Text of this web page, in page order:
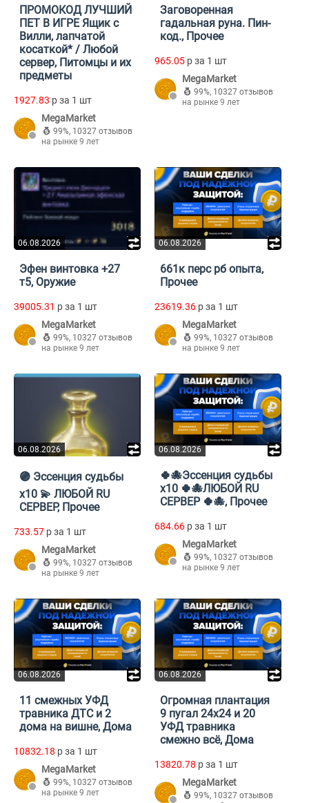
ПРОМОКОД ЛУЧШИЙ
ПЕТ В ИГРЕ Ящик с
Вилли, лапчатой
косаткой* / Любой
сервер, Питомцы и их
предметы
1927.83 p за 1 шт
MegaMarket
99%, 10327 отзывов
на рынке 9 лет
Заговоренная
гадальная руна. Пин-
код., Прочее
965.05 p за 1 шт
MegaMarket
99%, 10327 отзывов
на рынке 9 лет
06.08.2026
Эфен винтовка +27
т5, Оружие
39005.31 p за 1 шт
MegaMarket
99%, 10327 отзывов
на рынке 9 лет
06.08.2026
661к перс рб опыта,
Прочее
23619.36 p за 1 шт
MegaMarket
99%, 10327 отзывов
на рынке 9 лет
06.08.2026
🟣 Эссенция судьбы
x10 💫 ЛЮБОЙ RU
СЕРВЕР, Прочее
733.57 p за 1 шт
MegaMarket
99%, 10327 отзывов
на рынке 9 лет
06.08.2026
🍀🐙Эссенция судьбы
x10 🍀🐙ЛЮБОЙ RU
СЕРВЕР 🍀🐙, Прочее
684.66 p за 1 шт
MegaMarket
99%, 10327 отзывов
на рынке 9 лет
06.08.2026
11 смежных УФД
травника ДТС и 2
дома на вишне, Дома
10832.18 p за 1 шт
MegaMarket
99%, 10327 отзывов
на рынке 9 лет
06.08.2026
Огромная плантация
9 пугал 24х24 и 20
УФД травника
смежно всё, Дома
13820.78 p за 1 шт
MegaMarket
99%, 10327 отзывов